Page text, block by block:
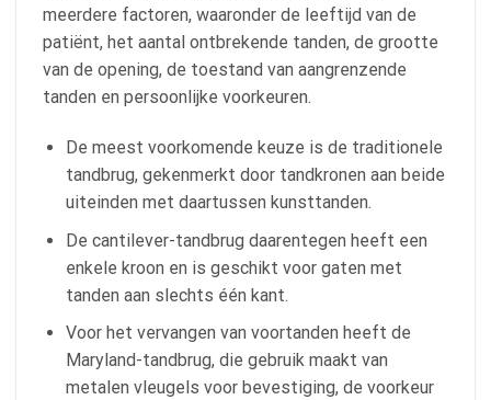
meerdere factoren, waaronder de leeftijd van de
patiënt, het aantal ontbrekende tanden, de grootte
van de opening, de toestand van aangrenzende
tanden en persoonlijke voorkeuren.
De meest voorkomende keuze is de traditionele
tandbrug, gekenmerkt door tandkronen aan beide
uiteinden met daartussen kunsttanden.
De cantilever-tandbrug daarentegen heeft een
enkele kroon en is geschikt voor gaten met
tanden aan slechts één kant.
Voor het vervangen van voortanden heeft de
Maryland-tandbrug, die gebruik maakt van
metalen vleugels voor bevestiging, de voorkeur